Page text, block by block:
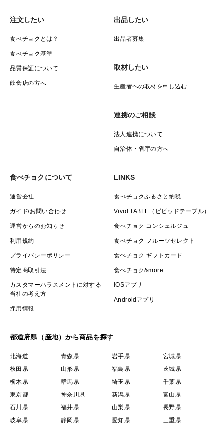
注文したい
食べチョクとは？
食べチョク基準
品質保証について
飲食店の方へ
出品したい
出品者募集
取材したい
生産者への取材を申し込む
連携のご相談
法人連携について
自治体・省庁の方へ
食べチョクについて
運営会社
ガイド/お問い合わせ
運営からのお知らせ
利用規約
プライバシーポリシー
特定商取引法
カスタマーハラスメントに対する
当社の考え方
採用情報
LINKS
食べチョクふるさと納税
Vivid TABLE（ビビッドテーブル）
食べチョク コンシェルジュ
食べチョク フルーツセレクト
食べチョク ギフトカード
食べチョク&more
iOSアプリ
Androidアプリ
都道府県（産地）から商品を探す
北海道 青森県 岩手県
宮城県
秋田県
山形県 福島県
茨城県
栃木県
群馬県 埼玉県
千葉県
東京都
神奈川県 新潟県
富山県
石川県
福井県 山梨県
長野県
岐阜県
静岡県 愛知県 三重県